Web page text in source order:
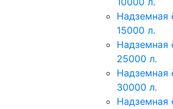
Надземная
15000 л.
Надземная
25000 л.
Надземная
30000 л.
Надземная